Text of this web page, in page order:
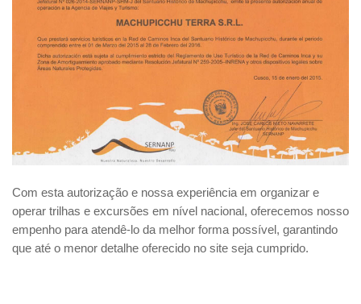
Com esta autorização e nossa experiência em organizar e
operar trilhas e excursões em nível nacional, oferecemos nosso
empenho para atendê-lo da melhor forma possível, garantindo
que até o menor detalhe oferecido no site seja cumprido.